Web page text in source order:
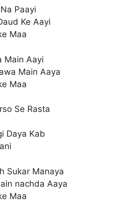
Paayi
Ke Aayi
Maa
Main Aayi
Main Aaya
Maa
Se Rasta
Daya Kab
Sukar Manaya
nachda Aaya
Maa